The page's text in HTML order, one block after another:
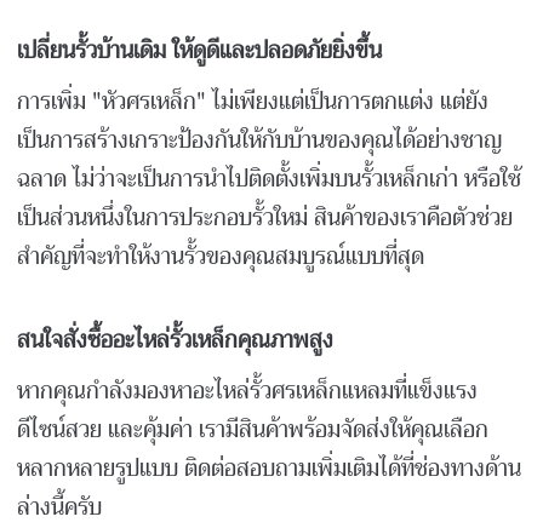
เปลี่ยนรั้วบ้านเดิม ให้ดูดีและปลอดภัยยิ่งขึ้น
การเพิ่ม "หัวศรเหล็ก" ไม่เพียงแต่เป็นการตกแต่ง แต่ยัง
เป็นการสร้างเกราะป้องกันให้กับบ้านของคุณได้อย่างชาญ
ฉลาด ไม่ว่าจะเป็นการนำไปติดตั้งเพิ่มบนรั้วเหล็กเก่า หรือใช้
เป็นส่วนหนึ่งในการประกอบรั้วใหม่ สินค้าของเราคือตัวช่วย
สำคัญที่จะทำให้งานรั้วของคุณสมบูรณ์แบบที่สุด
สนใจสั่งซื้ออะไหล่รั้วเหล็กคุณภาพสูง
หากคุณกำลังมองหาอะไหล่รั้วศรเหล็กแหลมที่แข็งแรง
ดีไซน์สวย และคุ้มค่า เรามีสินค้าพร้อมจัดส่งให้คุณเลือก
หลากหลายรูปแบบ ติดต่อสอบถามเพิ่มเติมได้ที่ช่องทางด้าน
ล่างนี้ครับ